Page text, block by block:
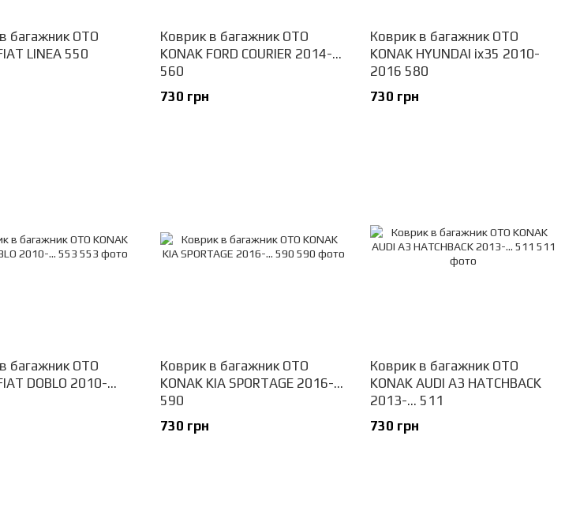
багажник OTO
LINEA 550
Коврик в багажник OTO
KONAK FORD COURIER 2014-...
560
730 грн
Коврик в багажник OTO
KONAK HYUNDAI ix35 2010-
2016 580
730 грн
багажник OTO
DOBLO 2010-...
Коврик в багажник OTO
KONAK KIA SPORTAGE 2016-...
590
730 грн
Коврик в багажник OTO
KONAK AUDI A3 HATCHBACK
2013-... 511
730 грн